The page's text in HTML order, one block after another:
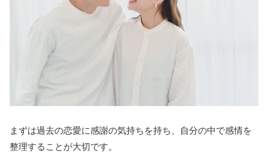
まずは過去の恋愛に感謝の気持ちを持ち、自分の中で感情を
整理することが大切です。